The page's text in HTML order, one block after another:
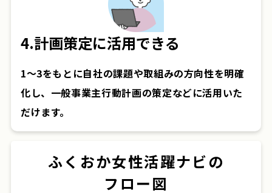
4.計画策定に活用できる
1～3をもとに自社の課題や取組みの方向性を明確
化し、一般事業主行動計画の策定などに活用いた
だけます。
ふくおか女性活躍ナビの
フロー図